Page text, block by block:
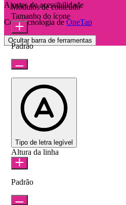
Ajustes de acessibilidade
Com tecnologia de OneTap
Ocultar barra de ferramentas
Módulos de conteúdo
Tamanho do ícone
Padrão
Tipo de letra legível
Altura da linha
Padrão